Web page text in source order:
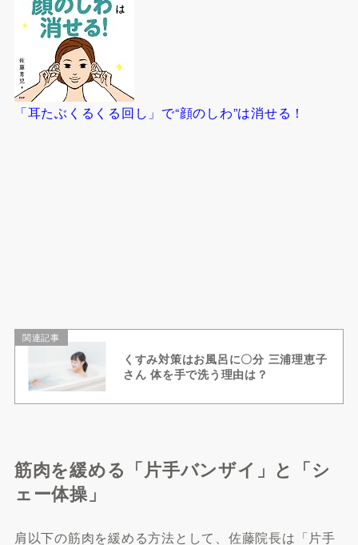
「耳たぶくるくる回し」で“顔のしわ”は消せる！
関連記事
くすみ対策はお風呂に〇分 三浦理恵子
さん 体を手で洗う理由は？
筋肉を緩める「片手バンザイ」と「シ
ェー体操」
肩以下の筋肉を緩める方法として、佐藤院長は「片手